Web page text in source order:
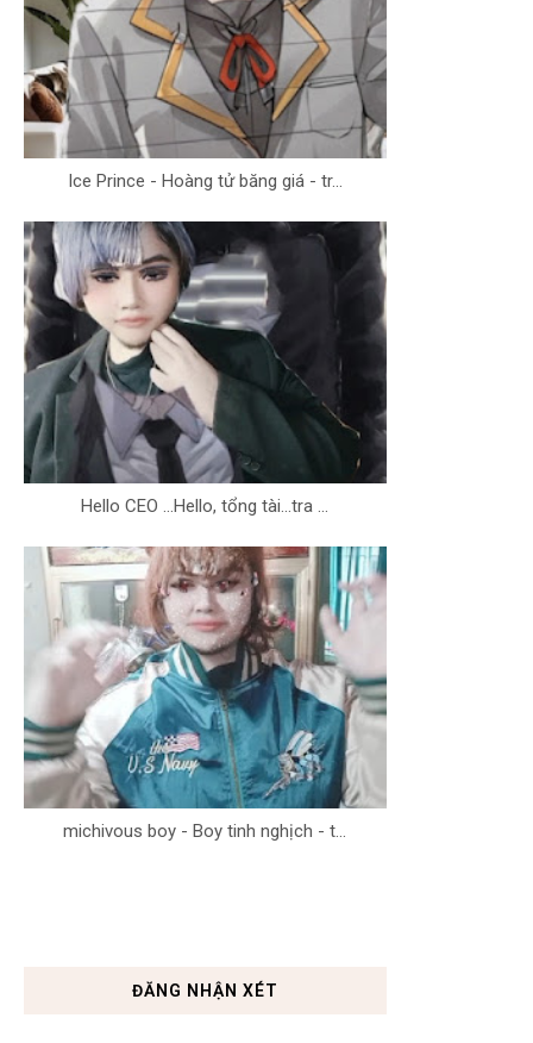
Ice Prince - Hoàng tử băng giá - tr...
Hello CEO ...Hello, tổng tài...tra ...
michivous boy - Boy tinh nghịch - t...
ĐĂNG NHẬN XÉT